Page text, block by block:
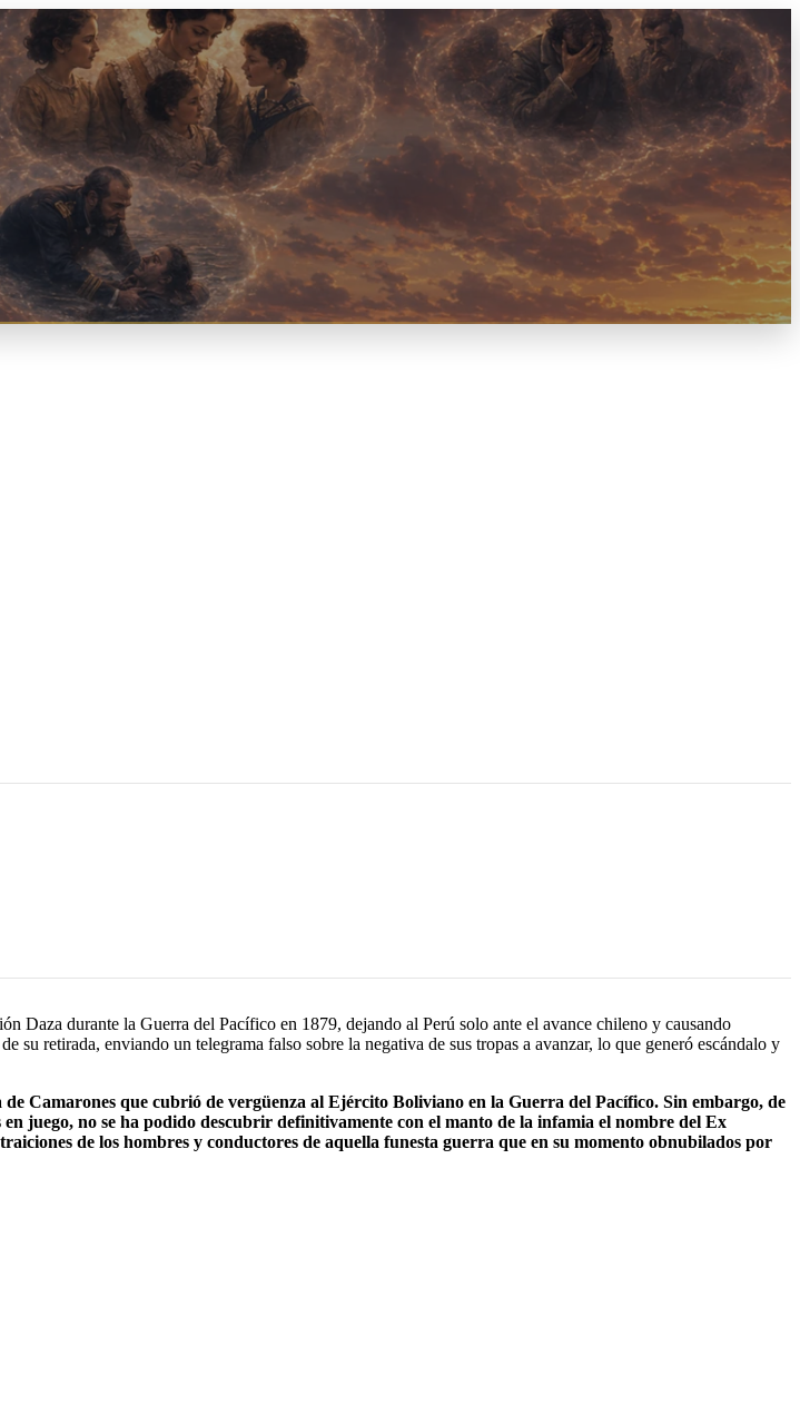
Daza durante la Guerra del Pacífico en 1879, dejando al Perú solo ante el avance chileno y causando
retirada, enviando un telegrama falso sobre la negativa de sus tropas a avanzar, lo que generó escándalo y
Camarones que cubrió de vergüenza al Ejército Boliviano en la Guerra del Pacífico. Sin embargo, de
juego, no se ha podido descubrir definitivamente con el manto de la infamia el nombre del Ex
de los hombres y conductores de aquella funesta guerra que en su momento obnubilados por